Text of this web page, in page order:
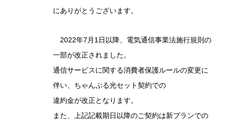
にありがとうございます。
2022年7月1日以降、電気通信事業法施行規則の
一部が改正されました。
通信サービスに関する消費者保護ルールの変更に
伴い、ちゃんぷる光セット契約での
違約金が改正となります。
また、上記記載期日以降のご契約は新プランでの